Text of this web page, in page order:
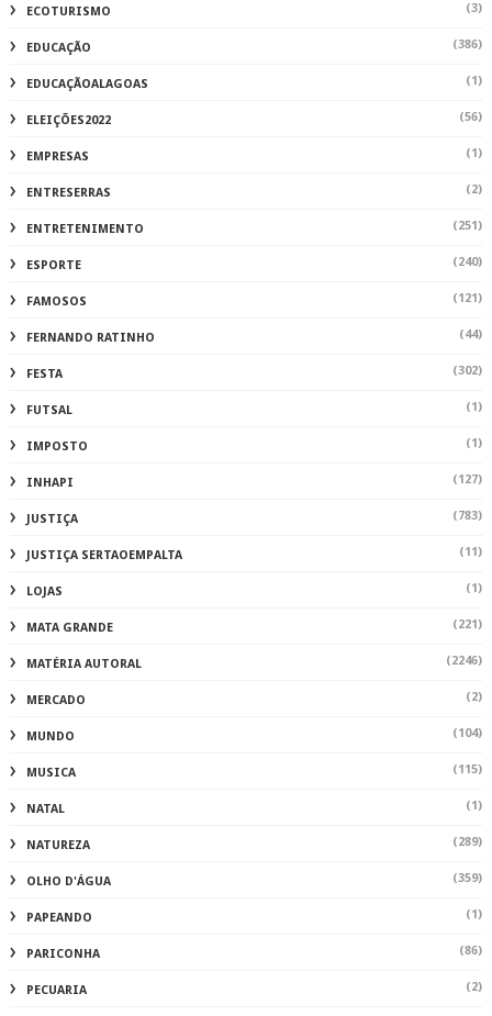
ECOTURISMO (3)
EDUCAÇÃO (386)
EDUCAÇÃOALAGOAS (1)
ELEIÇÕES2022 (56)
EMPRESAS (1)
ENTRESERRAS (2)
ENTRETENIMENTO (251)
ESPORTE (240)
FAMOSOS (121)
FERNANDO RATINHO (44)
FESTA (302)
FUTSAL (1)
IMPOSTO (1)
INHAPI (127)
JUSTIÇA (783)
JUSTIÇA SERTAOEMPALTA (11)
LOJAS (1)
MATA GRANDE (221)
MATÉRIA AUTORAL (2246)
MERCADO (2)
MUNDO (104)
MUSICA (115)
NATAL (1)
NATUREZA (289)
OLHO D'ÁGUA (359)
PAPEANDO (1)
PARICONHA (86)
PECUARIA (2)